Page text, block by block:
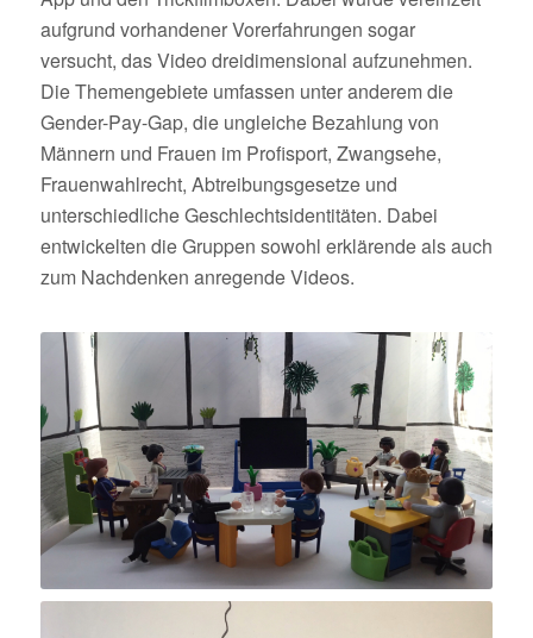
aufgrund vorhandener Vorerfahrungen sogar
versucht, das Video dreidimensional aufzunehmen.
Die Themengebiete umfassen unter anderem die
Gender-Pay-Gap, die ungleiche Bezahlung von
Männern und Frauen im Profisport, Zwangsehe,
Frauenwahlrecht, Abtreibungsgesetze und
unterschiedliche Geschlechtsidentitäten. Dabei
entwickelten die Gruppen sowohl erklärende als auch
zum Nachdenken anregende Videos.